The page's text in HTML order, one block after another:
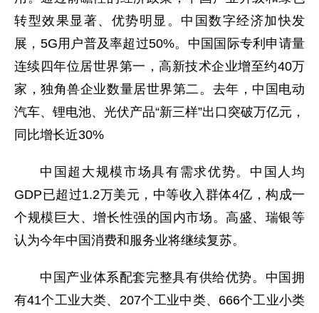
转型效果显著、优势明显。中国数字经济加快发
展，5G用户普及率超过50%。中国国际专利申请量
连续四年位居世界第一，高新技术企业增至约40万
家，独角兽企业数量居世界第二。去年，中国电动
汽车、锂电池、光伏产品“新三样”出口突破万亿元，
同比增长近30%
中国超大规模市场具有需求优势。中国人均
GDP已超过1.2万美元，中等收入群体4亿，构成一
个规模巨大、增长性强的国内市场。高盛、瑞银等
认为今年中国消费和服务业将继续复苏。
中国产业体系配套完整具有供给优势。中国拥
有41个工业大类、207个工业中类、666个工业小类